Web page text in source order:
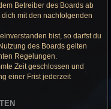
Betreiber des Boards ab
dich mit den nachfolgenden
bist, so darfst du
des Boards gelten
Regelungen.
Zeit geschlossen und
einer Frist jederzeit